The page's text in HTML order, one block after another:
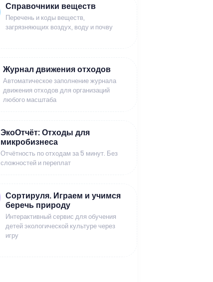
Справочники веществ
Перечень и коды веществ,
загрязняющих воздух, воду и почву
Журнал движения отходов
Автоматическое заполнение журнала
движения отходов для организаций
любого масштаба
ЭкоОтчёт: Отходы для
микробизнеса
Отчётность по отходам за 5 минут. Без
сложностей и переплат
Сортируля. Играем и учимся
беречь природу
Интерактивный сервис для обучения
детей экологической культуре через
игру